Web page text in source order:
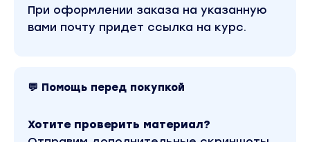
При оформлении заказа на указанную
вами почту придет ссылка на курс.
💬 Помощь перед покупкой
Хотите проверить материал?